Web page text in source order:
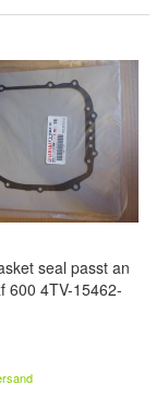
seal passt an
600 4TV-15462-